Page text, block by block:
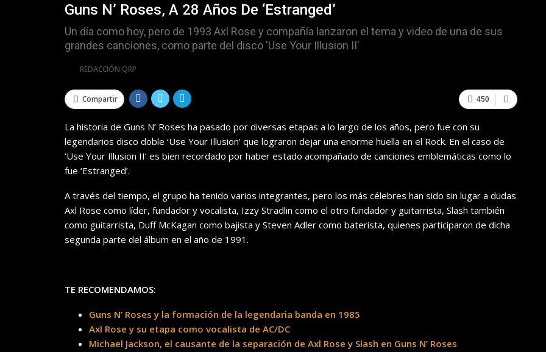
Guns N’ Roses, A 28 Años De ‘Estranged’
Un día como hoy, pero de 1993 Axl Rose y compañía lanzaron el tema y video de una de sus
grandes canciones, como parte del disco 'Use Your Illusion II'
REDACCIÓN QRP
450
Compartir
La historia de Guns N’ Roses ha pasado por diversas etapas a lo largo de los años, pero fue con su
legendarios disco doble ‘Use Your Illusion’ que lograron dejar una enorme huella en el Rock. En el caso de
‘Use Your Illusion II’ es bien recordado por haber estado acompañado de canciones emblemáticas como lo
fue ‘Estranged’.
A través del tiempo, el grupo ha tenido varios integrantes, pero los más célebres han sido sin lugar a dudas
Axl Rose como líder, fundador y vocalista, Izzy Stradlin como el otro fundador y guitarrista, Slash también
como guitarrista, Duff McKagan como bajista y Steven Adler como baterista, quienes participaron de dicha
segunda parte del álbum en el año de 1991.
TE RECOMENDAMOS:
Guns N’ Roses y la formación de la legendaria banda en 1985
Axl Rose y su etapa como vocalista de AC/DC
Michael Jackson, el causante de la separación de Axl Rose y Slash en Guns N’ Roses